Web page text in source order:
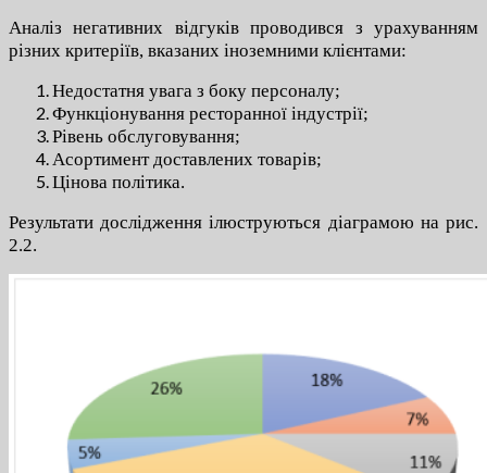
Аналіз негативних відгуків проводився з урахуванням
різних критеріїв, вказаних іноземними клієнтами:
Недостатня увага з боку персоналу;
Функціонування ресторанної індустрії;
Рівень обслуговування;
Асортимент доставлених товарів;
Цінова політика.
Результати дослідження ілюструються діаграмою на рис.
2.2.